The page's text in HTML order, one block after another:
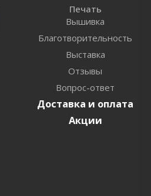
Печать
Вышивка
Благотворительность
Выставка
Отзывы
Вопрос-ответ
Доставка и оплата
Акции